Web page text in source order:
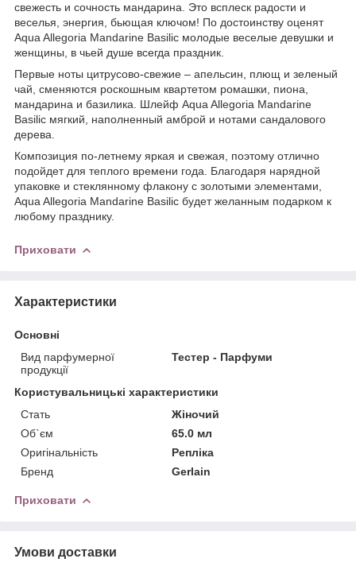
свежесть и сочность мандарина. Это всплеск радости и
веселья, энергия, бьющая ключом! По достоинству оценят
Aqua Allegoria Mandarine Basilic молодые веселые девушки и
женщины, в чьей душе всегда праздник.
Первые ноты цитрусово-свежие – апельсин, плющ и зеленый
чай, сменяются роскошным квартетом ромашки, пиона,
мандарина и базилика. Шлейф Aqua Allegoria Mandarine
Basilic мягкий, наполненный амброй и нотами сандалового
дерева.
Композиция по-летнему яркая и свежая, поэтому отлично
подойдет для теплого времени года. Благодаря нарядной
упаковке и стеклянному флакону с золотыми элементами,
Aqua Allegoria Mandarine Basilic будет желанным подарком к
любому празднику.
Приховати
Характеристики
Основні
Вид парфумерної
продукції
Тестер - Парфуми
Користувальницькі характеристики
Стать
Жіночий
Об`єм
65.0 мл
Оригінальність
Репліка
Бренд
Gerlain
Приховати
Умови доставки